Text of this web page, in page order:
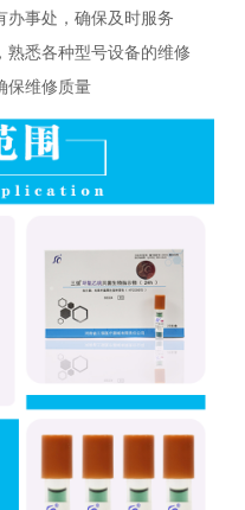
办事处，确保及时服务
熟悉各种型号设备的维修
保维修质量